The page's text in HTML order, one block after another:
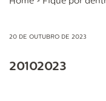
20 DE OUTUBRO DE 2023
20102023